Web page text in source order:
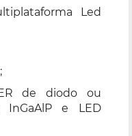
Led
de diodo ou
InGaAlP e LED